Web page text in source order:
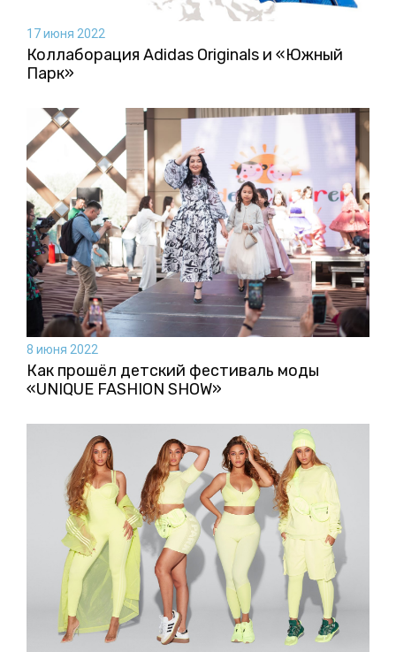
17 июня 2022
Коллаборация Аdidas Originals и «Южный
Парк»
8 июня 2022
Как прошёл детский фестиваль моды
«UNIQUE FASHION SHOW»